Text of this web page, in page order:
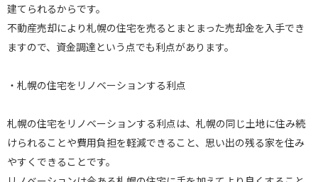
建てられるからです。
不動産売却により札幌の住宅を売るとまとまった売却金を入手でき
ますので、資金調達という点でも利点があります。
・札幌の住宅をリノベーションする利点
札幌の住宅をリノベーションする利点は、札幌の同じ土地に住み続
けられることや費用負担を軽減できること、思い出の残る家を住み
やすくできることです。